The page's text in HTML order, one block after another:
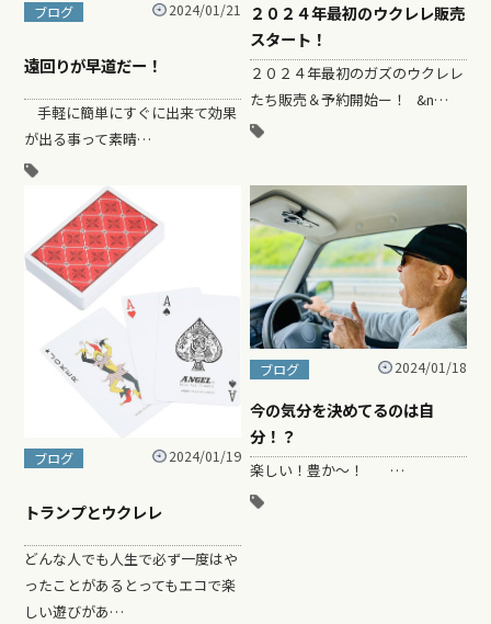
ブログ 2024/01/21
遠回りが早道だー！
手軽に簡単にすぐに出来て効果
が出る事って素晴…
２０２４年最初のウクレレ販売
スタート！
２０２４年最初のガズのウクレレ
たち販売＆予約開始ー！ &n…
ブログ 2024/01/19
トランプとウクレレ
どんな人でも人生で必ず一度はや
ったことがあるとってもエコで楽
しい遊びがあ…
ブログ 2024/01/18
今の気分を決めてるのは自
分！？
楽しい！豊か〜！ …